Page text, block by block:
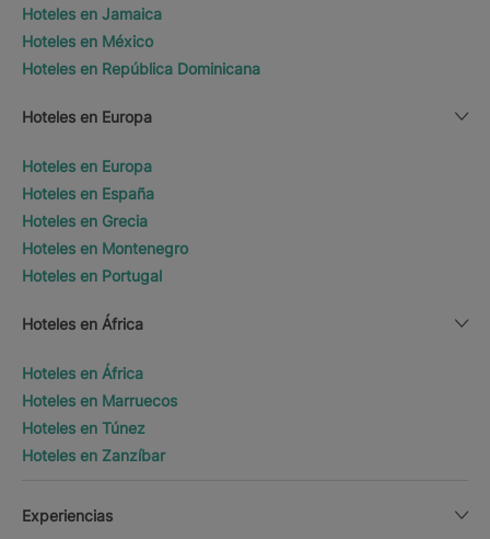
Hoteles en Jamaica
Hoteles en México
Hoteles en República Dominicana
Hoteles en Europa
Hoteles en Europa
Hoteles en España
Hoteles en Grecia
Hoteles en Montenegro
Hoteles en Portugal
Hoteles en África
Hoteles en África
Hoteles en Marruecos
Hoteles en Túnez
Hoteles en Zanzíbar
Experiencias